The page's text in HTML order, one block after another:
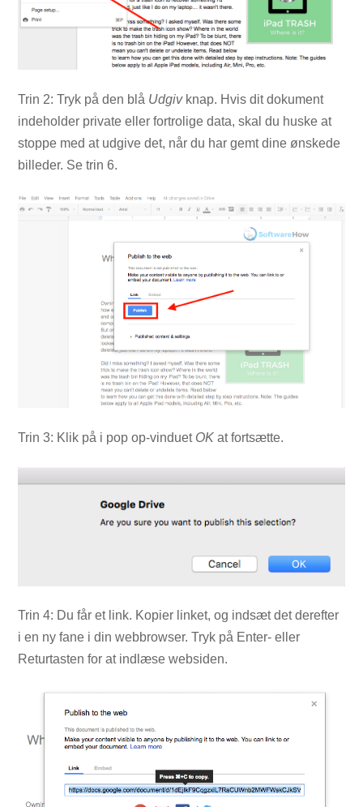
Trin 2: Tryk på den blå Udgivknap. Hvis dit dokument
indeholder private eller fortrolige data, skal du huske at
stoppe med at udgive det, når du har gemt dine ønskede
billeder. Se trin 6.
Trin 3: Klik på i pop op-vinduet OK at fortsætte.
Trin 4: Du får et link. Kopier linket, og indsæt det derefter
i en ny fane i din webbrowser. Tryk på Enter- eller
Returtasten for at indlæse websiden.